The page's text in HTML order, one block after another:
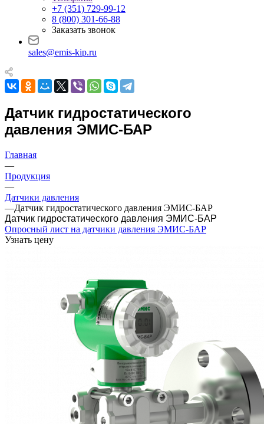
+7 (351) 729-99-12
8 (800) 301-66-88
Заказать звонок
sales@emis-kip.ru
Датчик гидростатического
давления ЭМИС-БАР
Главная
—
Продукция
—
Датчики давления
—Датчик гидростатического давления ЭМИС-БАР
Датчик гидростатического давления ЭМИС-БАР
Опросный лист на датчики давления ЭМИС-БАР
Узнать цену